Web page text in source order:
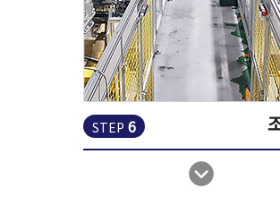
STEP 6